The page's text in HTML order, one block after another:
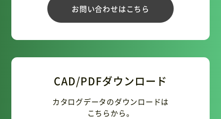
お問い合わせはこちら
CAD/PDFダウンロード
カタログデータのダウンロードは
こちらから。